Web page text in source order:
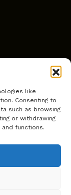
like
Consenting to
such as browsing
or withdrawing
functions.